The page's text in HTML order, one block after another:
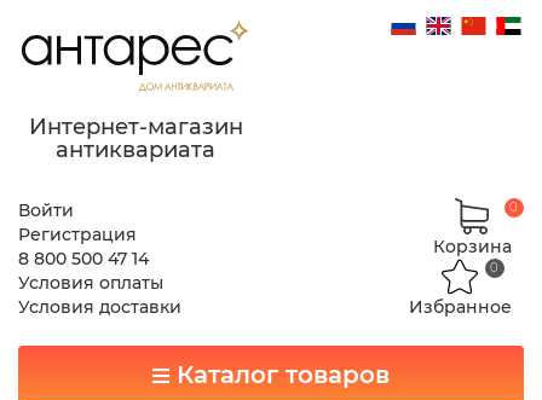
Интернет-магазин
антиквариата
Войти
Регистрация
8 800 500 47 14
Условия оплаты
Условия доставки
Корзина
0
Избранное
0
Каталог товаров